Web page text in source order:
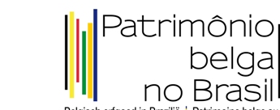
Aller au contenu principal